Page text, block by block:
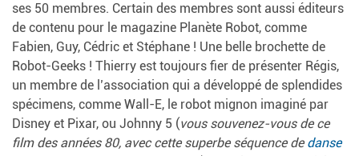
ses 50 membres. Certain des membres sont aussi éditeurs
de contenu pour le magazine Planète Robot, comme
Fabien, Guy, Cédric et Stéphane ! Une belle brochette de
Robot-Geeks ! Thierry est toujours fier de présenter Régis,
un membre de l’association qui a développé de splendides
spécimens, comme Wall-E, le robot mignon imaginé par
Disney et Pixar, ou Johnny 5 (vous souvenez-vous de ce
film des années 80, avec cette superbe séquence de danse